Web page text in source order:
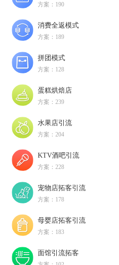
方案：190
消费全返模式
方案：189
拼团模式
方案：128
蛋糕烘焙店
方案：239
水果店引流
方案：204
KTV酒吧引流
方案：228
宠物店拓客引流
方案：178
母婴店拓客引流
方案：183
面馆引流拓客